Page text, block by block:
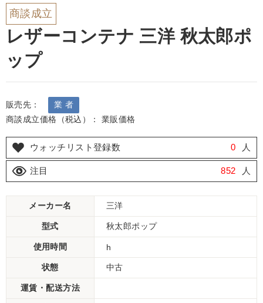
商談成立
レザーコンテナ 三洋 秋太郎ポ
ップ
販売先：
業 者
商談成立価格（税込）： 業販価格
ウォッチリスト登録数 0 人
注目 852 人
メーカー名 三洋
型式 秋太郎ポップ
使用時間 h
状態 中古
運賃・配送方法